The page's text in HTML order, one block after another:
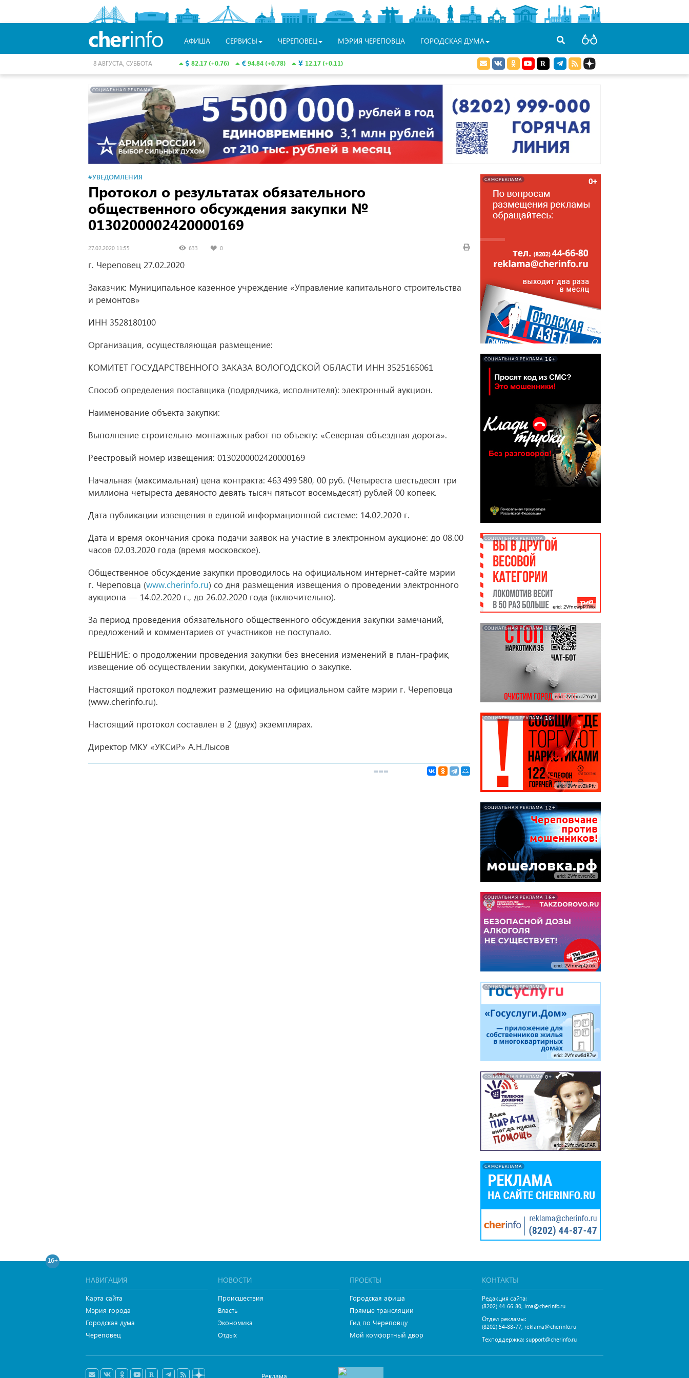
cherinfo АФИША СЕРВИСЫ ЧЕРЕПОВЕЦ МЭРИЯ ЧЕРЕПОВЦА ГОРОДСКАЯ ДУМА
82.17 (+0.76) 94.84 (+0.78) 12.17 (+0.11)
8 АВГУСТА, СУББОТА
СОЦИАЛЬНАЯ РЕКЛАМА
#УВЕДОМЛЕНИЯ
Протокол о результатах обязательного
общественного обсуждения закупки №
0130200002420000169
27.02.2020 11:55 633 0
г. Череповец 27.02.2020
Заказчик: Муниципальное казенное учреждение «Управление капитального строительства
и ремонтов»
ИНН 3528180100
Организация, осуществляющая размещение:
КОМИТЕТ ГОСУДАРСТВЕННОГО ЗАКАЗА ВОЛОГОДСКОЙ ОБЛАСТИ ИНН 3525165061
Способ определения поставщика (подрядчика, исполнителя): электронный аукцион.
Наименование объекта закупки:
Выполнение строительно-монтажных работ по объекту: «Северная объездная дорога».
Реестровый номер извещения: 0130200002420000169
Начальная (максимальная) цена контракта: 463 499 580, 00 руб. (Четыреста шестьдесят три
миллиона четыреста девяносто девять тысяч пятьсот восемьдесят) рублей 00 копеек.
Дата публикации извещения в единой информационной системе: 14.02.2020 г.
Дата и время окончания срока подачи заявок на участие в электронном аукционе: до 08.00
часов 02.03.2020 года (время московское).
Общественное обсуждение закупки проводилось на официальном интернет-сайте мэрии
г. Череповца (www.cherinfo.ru) со дня размещения извещения о проведении электронного
аукциона — 14.02.2020 г., до 26.02.2020 года (включительно).
За период проведения обязательного общественного обсуждения закупки замечаний,
предложений и комментариев от участников не поступало.
РЕШЕНИЕ: о продолжении проведения закупки без внесения изменений в план-график,
извещение об осуществлении закупки, документацию о закупке.
Настоящий протокол подлежит размещению на официальном сайте мэрии г. Череповца
(www.cherinfo.ru).
Настоящий протокол составлен в 2 (двух) экземплярах.
Директор МКУ «УКСиР» А.Н.Лысов
САМОРЕКЛАМА
СОЦИАЛЬНАЯ РЕКЛАМА 16+
СОЦИАЛЬНАЯ РЕКЛАМА
erid: 2VfnxwpP7Wx
СОЦИАЛЬНАЯ РЕКЛАМА 16+
erid: 2VfnxxJZYqN
СОЦИАЛЬНАЯ РЕКЛАМА 16+
erid: 2VfnxvZkPfv
СОЦИАЛЬНАЯ РЕКЛАМА 12+
erid: 2Vfnxvrcn8q
СОЦИАЛЬНАЯ РЕКЛАМА 16+
erid: 2VfnxwpQ7xk
СОЦИАЛЬНАЯ РЕКЛАМА
erid: 2Vfnxw8dR7w
СОЦИАЛЬНАЯ РЕКЛАМА 0+
erid: 2VfnxwGLFAR
САМОРЕКЛАМА
16+
НАВИГАЦИЯ
Карта сайта
Мэрия города
Городская дума
Череповец
НОВОСТИ
Происшествия
Власть
Экономика
Отдых
ПРОЕКТЫ
Городская афиша
Прямые трансляции
Гид по Череповцу
Мой комфортный двор
КОНТАКТЫ
Редакция сайта:
(8202) 44-66-80, ima@cherinfo.ru
Отдел рекламы:
(8202) 54-88-77, reklama@cherinfo.ru
Техподдержка: support@cherinfo.ru
Реклама